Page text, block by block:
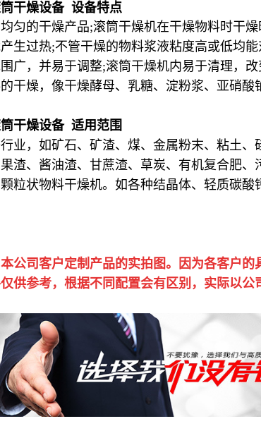
干燥设备 设备特点
匀的干燥产品;滚筒干燥机在干燥物料时干
生过热;不管干燥的物料浆液粘度高或低均
广，并易于调整;滚筒干燥机内易于清理，
干燥，像干燥酵母、乳糖、淀粉浆、亚硝酸
干燥设备 适用范围
业，如矿石、矿渣、煤、金属粉末、粘土
渣、酱油渣、甘蔗渣、草炭、有机复合肥
粒状物料干燥机。如各种结晶体、轻质碳
公司客户定制产品的实拍图。因为各客户
供参考，根据不同配置会有区别，实际以公